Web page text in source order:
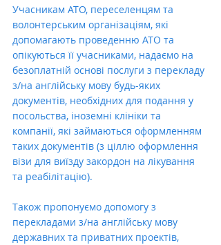
Учасникам АТО, переселенцям та
волонтерським організаціям, які
допомагають проведенню АТО та
опікуються її учасниками, надаємо на
безоплатній основі послуги з перекладу
з/на англійську мову будь-яких
документів, необхідних для подання у
посольства, іноземні клініки та
компанії, які займаються оформленням
таких документів (з ціллю оформлення
візи для виїзду закордон на лікування
та реабілітацію).
Також пропонуємо допомогу з
перекладами з/на англійську мову
державних та приватних проектів,